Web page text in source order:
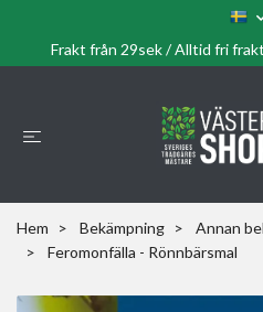
Frakt från 29sek / Alltid fri
Hem Bekämpning
Annan
Feromonfälla - Rönnbärsmal